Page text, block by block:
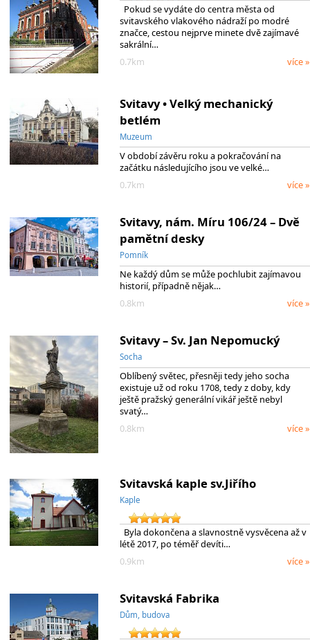
Pokud se vydáte do centra města od
svitavského vlakového nádraží po modré
značce, cestou nejprve minete dvě zajímavé
sakrální…
0.7km
více »
Svitavy • Velký mechanický
betlém
Muzeum
V období závěru roku a pokračování na
začátku následujícího jsou ve velké…
0.7km
více »
Svitavy, nám. Míru 106/24 – Dvě
pamětní desky
Pomník
Ne každý dům se může pochlubit zajímavou
historií, případně nějak…
0.8km
více »
Svitavy – Sv. Jan Nepomucký
Socha
Oblíbený světec, přesněji tedy jeho socha
existuje už od roku 1708, tedy z doby, kdy
ještě pražský generální vikář ještě nebyl
svatý…
0.8km
více »
Svitavská kaple sv.Jiřího
Kaple
Byla dokončena a slavnostně vysvěcena až v
létě 2017, po téměř devíti…
0.9km
více »
Svitavská Fabrika
Dům, budova